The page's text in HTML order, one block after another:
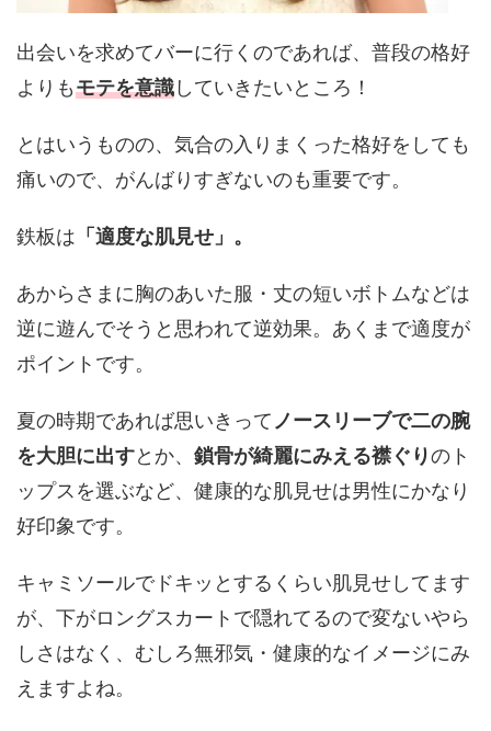
出会いを求めてバーに行くのであれば、普段の格好
よりもモテを意識していきたいところ！
とはいうものの、気合の入りまくった格好をしても
痛いので、がんばりすぎないのも重要です。
鉄板は 「適度な肌見せ」。
あからさまに胸のあいた服・丈の短いボトムなどは
逆に遊んでそうと思われて逆効果。あくまで適度が
ポイントです。
夏の時期であれば思いきって ノースリーブで二の腕
を大胆に出すとか、 鎖骨が綺麗にみえる襟ぐりのト
ップスを選ぶなど、健康的な肌見せは男性にかなり
好印象です。
キャミソールでドキッとするくらい肌見せしてます
が、下がロングスカートで隠れてるので変ないやら
しさはなく、むしろ無邪気・健康的なイメージにみ
えますよね。